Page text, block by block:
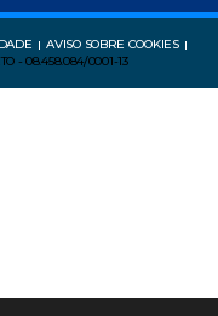
AVISO SOBRE COOKIES
- 08.458.084/0001-13